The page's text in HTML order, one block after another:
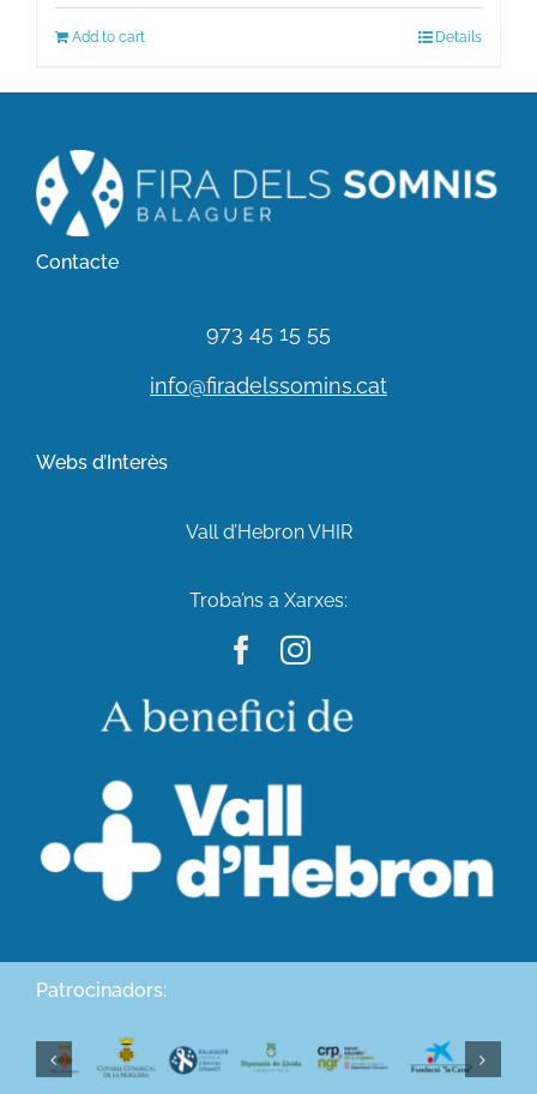
Add to cart Details
Contacte
973 45 15 55
info@firadelssomins.cat
Webs d’Interès
Vall d’Hebron VHIR
Troba’ns a Xarxes:
Patrocinadors: